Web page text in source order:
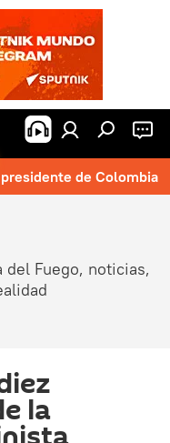
de Colombia
del Fuego, noticias,
la